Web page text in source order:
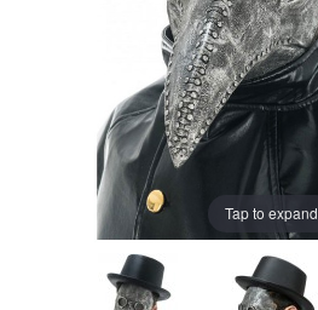
Tap to expand